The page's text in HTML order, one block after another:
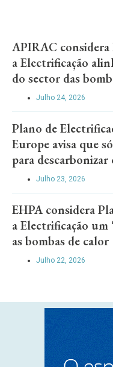
APIRAC considera
a Electrificação
do sector das
Julho 24, 2026
Plano de
Europe avisa que
para
Julho 23, 2026
EHPA considera
a Electrificação
as bombas de calor
Julho 22, 2026